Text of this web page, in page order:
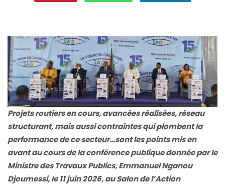
Projets routiers en cours, avancées réalisées, réseau
structurant, mais aussi contraintes qui plombent la
performance de ce secteur…sont les points mis en
avant au cours de la conférence publique donnée par le
Ministre des Travaux Publics, Emmanuel Nganou
Djoumessi, le 11 juin 2026, au Salon de l’Action